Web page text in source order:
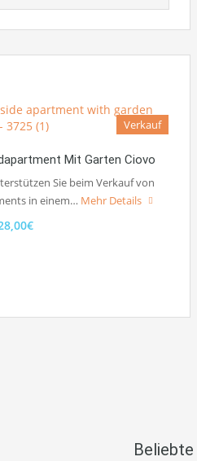
Verkauf
Mit Garten Ciovo
Sie beim Verkauf von
in einem… Mehr Details
Beliebte